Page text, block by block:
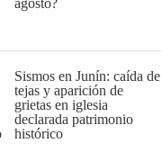
agosto?
Sismos en Junín: caída de
tejas y aparición de
grietas en iglesia
declarada patrimonio
histórico